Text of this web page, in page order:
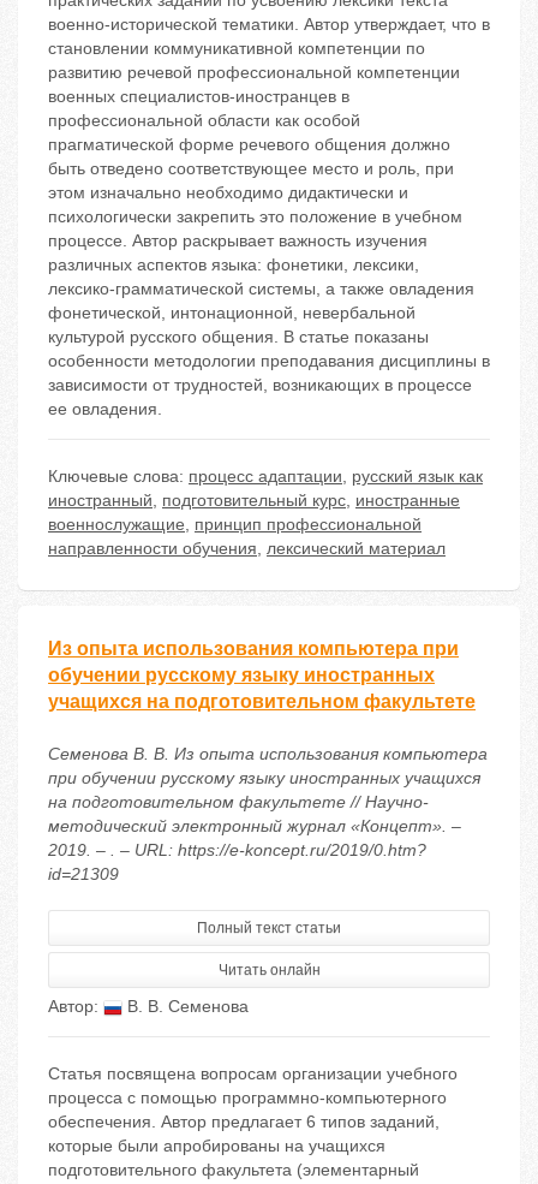
военно-исторической тематики. Автор утверждает, что в
становлении коммуникативной компетенции по
развитию речевой профессиональной компетенции
военных специалистов-иностранцев в
профессиональной области как особой
прагматической форме речевого общения должно
быть отведено соответствующее место и роль, при
этом изначально необходимо дидактически и
психологически закрепить это положение в учебном
процессе. Автор раскрывает важность изучения
различных аспектов языка: фонетики, лексики,
лексико-грамматической системы, а также овладения
фонетической, интонационной, невербальной
культурой русского общения. В статье показаны
особенности методологии преподавания дисциплины в
зависимости от трудностей, возникающих в процессе
ее овладения.
Ключевые слова: процесс адаптации, русский язык как
иностранный, подготовительный курс, иностранные
военнослужащие, принцип профессиональной
направленности обучения, лексический материал
Из опыта использования компьютера при
обучении русскому языку иностранных
учащихся на подготовительном факультете
Семенова В. В. Из опыта использования компьютера
при обучении русскому языку иностранных учащихся
на подготовительном факультете // Научно-
методический электронный журнал «Концепт». –
2019. – . – URL: https://e-koncept.ru/2019/0.htm?
id=21309
Полный текст статьи
Читать онлайн
Автор: В. В. Семенова
Статья посвящена вопросам организации учебного
процесса с помощью программно-компьютерного
обеспечения. Автор предлагает 6 типов заданий,
которые были апробированы на учащихся
подготовительного факультета (элементарный